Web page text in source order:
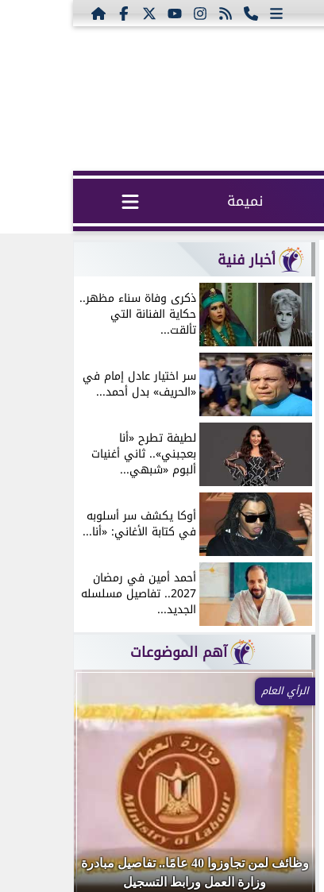
نميمة
أخبار فنية
ذكرى وفاة سناء مظهر..
حكاية الفنانة التي
تألقت...
سر اختيار عادل إمام في
«الحريف» بدل أحمد...
لطيفة تطرح «أنا
بعجبني».. ثاني أغنيات
ألبوم «شبهي...
أوكا يكشف سر أسلوبه
في كتابة الأغاني: «أنا...
أحمد أمين في رمضان
2027.. تفاصيل مسلسله
الجديد...
آهم الموضوعات
الرأي العام
وظائف لمن تجاوزوا 40 عامًا.. تفاصيل مبادرة
وزارة العمل ورابط التسجيل